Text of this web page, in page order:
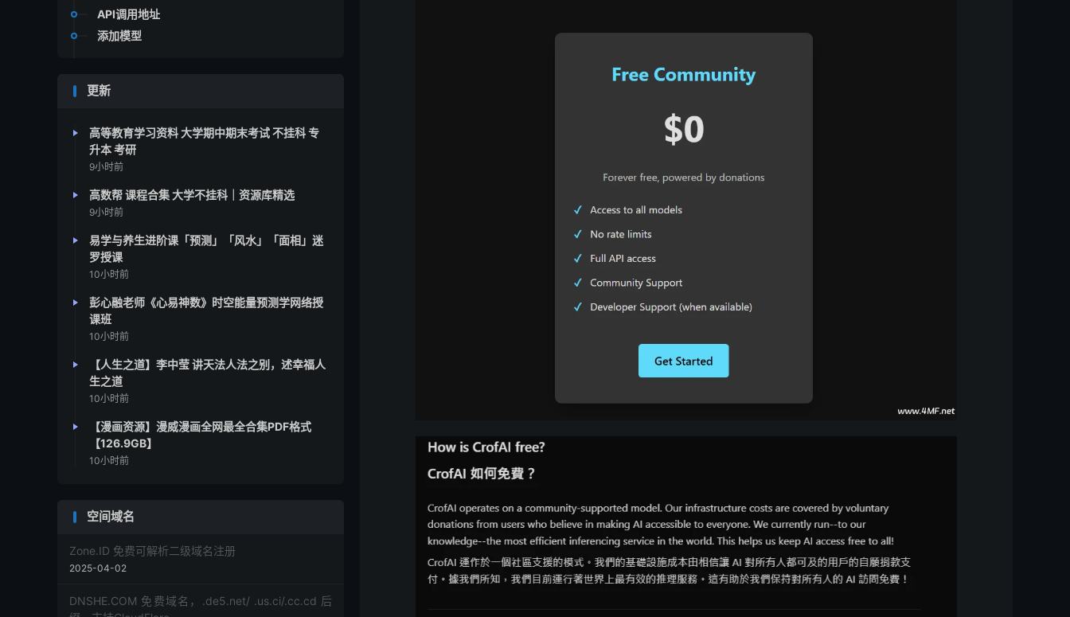
API调用地址
添加模型
更新
高等教育学习资料 大学期中期末考试 不挂科 专
升本 考研
9小时前
高数帮 课程合集 大学不挂科｜资源库精选
9小时前
易学与养生进阶课「预测」「风水」「面相」迷
罗授课
10小时前
彭心融老师《心易神数》时空能量预测学网络授
课班
10小时前
【人生之道】李中莹 讲天法人法之别，述幸福人
生之道
10小时前
【漫画资源】漫威漫画全网最全合集PDF格式
【126.9GB】
10小时前
空间域名
Zone.ID 免费可解析二级域名注册
2025-04-02
DNSHE.COM 免费域名，.de5.net/ .us.ci/.cc.cd 后